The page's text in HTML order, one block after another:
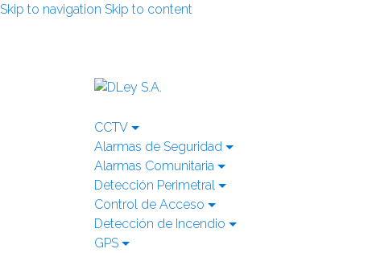
Skip to navigation Skip to content
CCTV
Alarmas de Seguridad
Alarmas Comunitaria
Detección Perimetral
Control de Acceso
Detección de Incendio
GPS